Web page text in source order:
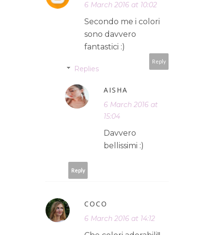
6 March 2016 at 10:02
Secondo me i colori
sono davvero
fantastici :)
Reply
Replies
AISHA
6 March 2016 at
15:04
Davvero
bellissimi :)
Reply
COCO
6 March 2016 at 14:12